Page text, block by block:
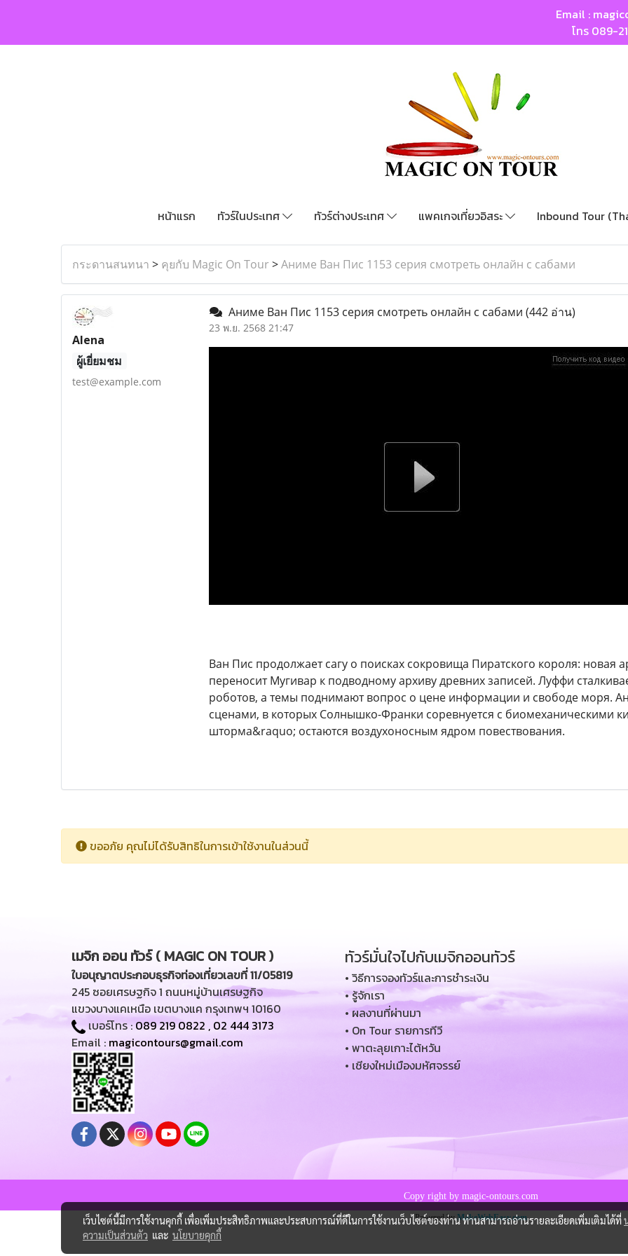
Email :
โทร 089-
หน้าแรก ทัวร์ในประเทศ ทัวร์ต่างประเทศ แพคเกจเที่ยวอิสระ Inbound Tour
กระดานสนทนา > คุยกับ Magic On Tour >Аниме Ван Пис 1153 серия смотреть онлайн с сабами
Alena
ผู้เยี่ยมชม
test@example.com
Аниме Ван Пис 1153 серия смотреть онлайн с сабами (442 อ่าน)
23 พ.ย. 2568 21:47
Ван Пис продолжает сагу о поисках сокровища Пиратского короля: новая
переносит Мугивар к подводному архиву древних записей. Луффи
роботов, а темы поднимают вопрос о цене информации и свободе моря.
сценами, в которых Солнышко-Франки соревнуется с биомеханическими
шторма&raquo; остаются воздухоносным ядром повествования.
ขออภัย คุณไม่ได้รับสิทธิในการเข้าใช้งานในส่วนนี้
เมจิก ออน ทัวร์ ( MAGIC ON TOUR )
ใบอนุญาตประกอบธุรกิจท่องเที่ยวเลขที่ 11/05819
245 ซอยเศรษฐกิจ 1 ถนนหมู่บ้านเศรษฐกิจ
แขวงบางแคเหนือ เขตบางแค กรุงเทพฯ 10160
เบอร์โทร :089 219 0822 , 02 444 3173
Email : magicontours@gmail.com
ทัวร์มั่นใจไปกับเมจิกออนทัวร์
• วิธีการจองทัวร์และการชำระเงิน
• รู้จักเรา
• ผลงานที่ผ่านมา
• On Tour รายการทีวี
• พาตะลุยเกาะไต้หวัน
• เชียงใหม่เมืองมหัศจรรย์
Copy right by magic-ontours.com
Powered byMakeWebEasy.com
เว็บไซต์นี้มีการใช้งานคุกกี้ เพื่อเพิ่มประสิทธิภาพและประสบการณ์ที่ดีในการใช้งานเว็บไซต์ของท่าน ท่านสามารถอ่านรายละเอียดเพิ่มเติมได้ที่
ความเป็นส่วนตัว และ นโยบายคุกกี้